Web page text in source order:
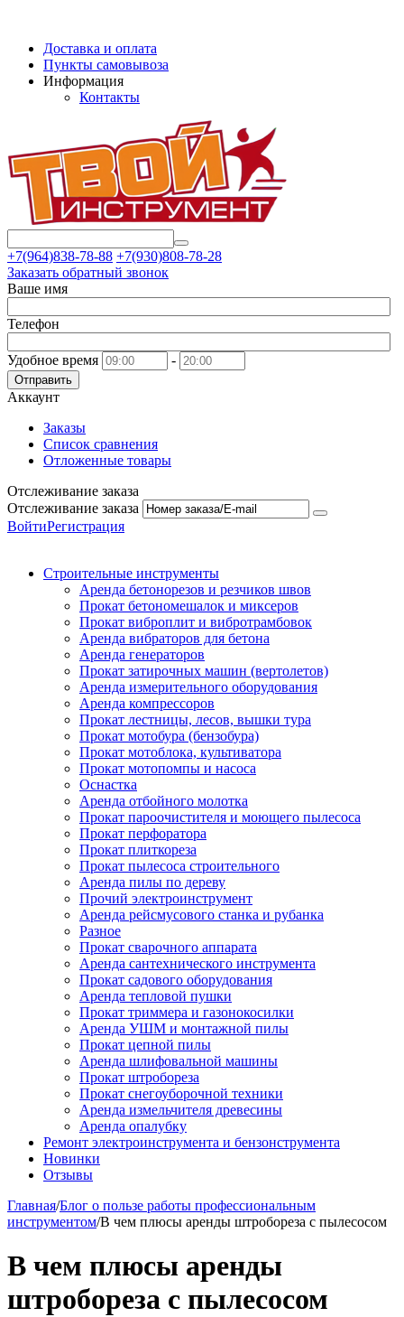
Доставка и оплата
Пункты самовывоза
Информация
Контакты
+7(964)838-78-88 +7(930)808-78-28
Заказать обратный звонок
Ваше имя
Телефон
Удобное время -
Отправить
Аккаунт
Заказы
Список сравнения
Отложенные товары
Отслеживание заказа
Отслеживание заказа
ВойтиРегистрация
Строительные инструменты
Аренда бетонорезов и резчиков швов
Прокат бетономешалок и миксеров
Прокат виброплит и вибротрамбовок
Аренда вибраторов для бетона
Аренда генераторов
Прокат затирочных машин (вертолетов)
Аренда измерительного оборудования
Аренда компрессоров
Прокат лестницы, лесов, вышки тура
Прокат мотобура (бензобура)
Прокат мотоблока, культиватора
Прокат мотопомпы и насоса
Оснастка
Аренда отбойного молотка
Прокат пароочистителя и моющего пылесоса
Прокат перфоратора
Прокат плиткореза
Прокат пылесоса строительного
Аренда пилы по дереву
Прочий электроинструмент
Аренда рейсмусового станка и рубанка
Разное
Прокат сварочного аппарата
Аренда сантехнического инструмента
Прокат садового оборудования
Аренда тепловой пушки
Прокат триммера и газонокосилки
Аренда УШМ и монтажной пилы
Прокат цепной пилы
Аренда шлифовальной машины
Прокат штробореза
Прокат снегоуборочной техники
Аренда измельчителя древесины
Аренда опалубку
Ремонт электроинструмента и бензонструмента
Новинки
Отзывы
Главная/Блог о пользе работы профессиональным
инструментом/В чем плюсы аренды штробореза с пылесосом
В чем плюсы аренды
штробореза с пылесосом